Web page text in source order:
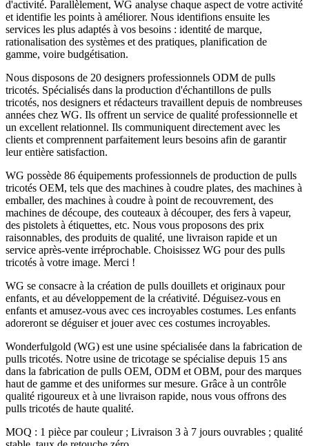
d'activité. Parallèlement, WG analyse chaque aspect de votre activité
et identifie les points à améliorer. Nous identifions ensuite les
services les plus adaptés à vos besoins : identité de marque,
rationalisation des systèmes et des pratiques, planification de
gamme, voire budgétisation.
Nous disposons de 20 designers professionnels ODM de pulls
tricotés. Spécialisés dans la production d'échantillons de pulls
tricotés, nos designers et rédacteurs travaillent depuis de nombreuses
années chez WG. Ils offrent un service de qualité professionnelle et
un excellent relationnel. Ils communiquent directement avec les
clients et comprennent parfaitement leurs besoins afin de garantir
leur entière satisfaction.
WG possède 86 équipements professionnels de production de pulls
tricotés OEM, tels que des machines à coudre plates, des machines à
emballer, des machines à coudre à point de recouvrement, des
machines de découpe, des couteaux à découper, des fers à vapeur,
des pistolets à étiquettes, etc. Nous vous proposons des prix
raisonnables, des produits de qualité, une livraison rapide et un
service après-vente irréprochable. Choisissez WG pour des pulls
tricotés à votre image. Merci !
WG se consacre à la création de pulls douillets et originaux pour
enfants, et au développement de la créativité. Déguisez-vous en
enfants et amusez-vous avec ces incroyables costumes. Les enfants
adoreront se déguiser et jouer avec ces costumes incroyables.
Wonderfulgold (WG) est une usine spécialisée dans la fabrication de
pulls tricotés. Notre usine de tricotage se spécialise depuis 15 ans
dans la fabrication de pulls OEM, ODM et OBM, pour des marques
haut de gamme et des uniformes sur mesure. Grâce à un contrôle
qualité rigoureux et à une livraison rapide, nous vous offrons des
pulls tricotés de haute qualité.
MOQ : 1 pièce par couleur ; Livraison 3 à 7 jours ouvrables ; qualité